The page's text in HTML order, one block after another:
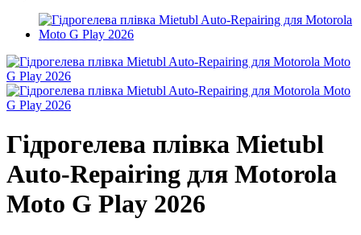
Гідрогелева плівка Mietubl
Auto-Repairing для Motorola
Moto G Play 2026